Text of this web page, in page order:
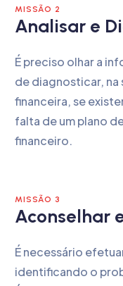
MISSÃO 2
Analisar e
É preciso olhar a
de diagnosticar, na
financeira, se
falta de um plano
financeiro.
MISSÃO 3
Aconselhar
É necessário
identificando o